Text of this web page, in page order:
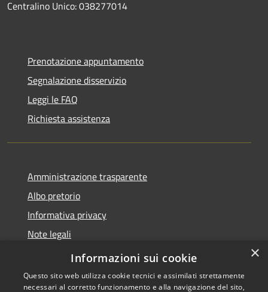
Centralino Unico: 038277014
Prenotazione appuntamento
Segnalazione disservizio
Leggi le FAQ
Richiesta assistenza
Amministrazione trasparente
Albo pretorio
Informativa privacy
Note legali
Dichiarazione di accessibilità
×
Informazioni sui cookie
Questo sito web utilizza cookie tecnici e assimilati strettamente
necessari al corretto funzionamento e alla navigazione del sito,